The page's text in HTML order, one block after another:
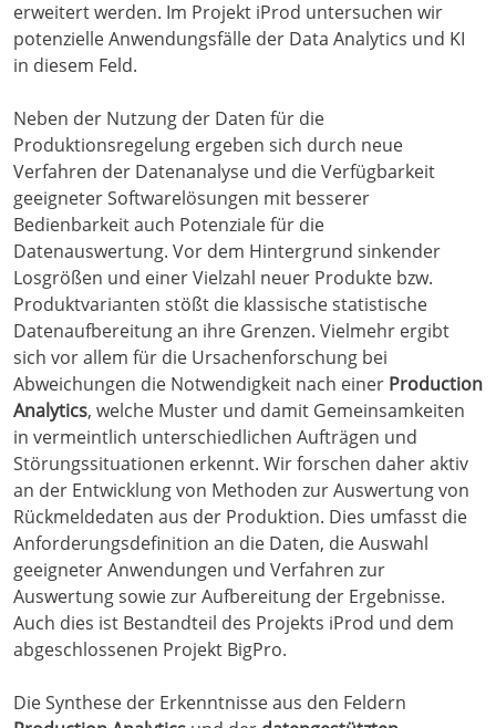
erweitert werden. Im Projekt iProd untersuchen wir
potenzielle Anwendungsfälle der Data Analytics und KI
in diesem Feld.
Neben der Nutzung der Daten für die
Produktionsregelung ergeben sich durch neue
Verfahren der Datenanalyse und die Verfügbarkeit
geeigneter Softwarelösungen mit besserer
Bedienbarkeit auch Potenziale für die
Datenauswertung. Vor dem Hintergrund sinkender
Losgrößen und einer Vielzahl neuer Produkte bzw.
Produktvarianten stößt die klassische statistische
Datenaufbereitung an ihre Grenzen. Vielmehr ergibt
sich vor allem für die Ursachenforschung bei
Abweichungen die Notwendigkeit nach einer Production
Analytics, welche Muster und damit Gemeinsamkeiten
in vermeintlich unterschiedlichen Aufträgen und
Störungssituationen erkennt. Wir forschen daher aktiv
an der Entwicklung von Methoden zur Auswertung von
Rückmeldedaten aus der Produktion. Dies umfasst die
Anforderungsdefinition an die Daten, die Auswahl
geeigneter Anwendungen und Verfahren zur
Auswertung sowie zur Aufbereitung der Ergebnisse.
Auch dies ist Bestandteil des Projekts iProd und dem
abgeschlossenen Projekt BigPro.
Die Synthese der Erkenntnisse aus den Feldern